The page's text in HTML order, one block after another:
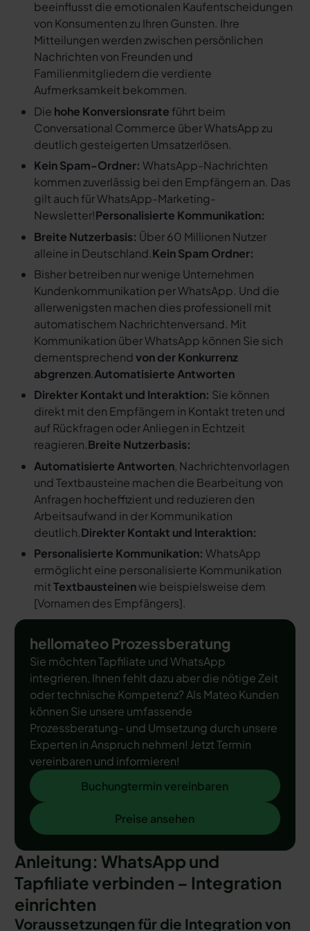
beeinflusst die emotionalen Kaufentscheidungen
von Konsumenten zu Ihren Gunsten. Ihre
Mitteilungen werden zwischen persönlichen
Nachrichten von Freunden und
Familienmitgliedern die verdiente
Aufmerksamkeit bekommen.
Die hohe Konversionsrate führt beim
Conversational Commerce über WhatsApp zu
deutlich gesteigerten Umsatzerlösen.
Kein Spam-Ordner: WhatsApp-Nachrichten
kommen zuverlässig bei den Empfängern an. Das
gilt auch für WhatsApp-Marketing-
Newsletter!Personalisierte Kommunikation:
Breite Nutzerbasis: Über 60 Millionen Nutzer
alleine in Deutschland.Kein Spam Ordner:
Bisher betreiben nur wenige Unternehmen
Kundenkommunikation per WhatsApp. Und die
allerwenigsten machen dies professionell mit
automatischem Nachrichtenversand. Mit
Kommunikation über WhatsApp können Sie sich
dementsprechendvon der Konkurrenz
abgrenzen.Automatisierte Antworten
Direkter Kontakt und Interaktion: Sie können
direkt mit den Empfängern in Kontakt treten und
auf Rückfragen oder Anliegen in Echtzeit
reagieren.Breite Nutzerbasis:
Automatisierte Antworten, Nachrichtenvorlagen
und Textbausteine machen die Bearbeitung von
Anfragen hocheffizient und reduzieren den
Arbeitsaufwand in der Kommunikation
deutlich.Direkter Kontakt und Interaktion:
Personalisierte Kommunikation: WhatsApp
ermöglicht eine personalisierte Kommunikation
mitTextbausteinenwie beispielsweise dem
[Vornamen des Empfängers].
hellomateo Prozessberatung
Sie möchten Tapfiliate und WhatsApp
integrieren, Ihnen fehlt dazu aber die nötige Zeit
oder technische Kompetenz? Als Mateo Kunden
können Sie unsere umfassende
Prozessberatung- und Umsetzung durch unsere
Experten in Anspruch nehmen! Jetzt Termin
vereinbaren und informieren!
Buchungtermin vereinbaren
Buchungtermin vereinbaren
Preise ansehen
Preise ansehen
Anleitung: WhatsApp und
Tapfiliate verbinden – Integration
einrichten
Voraussetzungen für die Integration von